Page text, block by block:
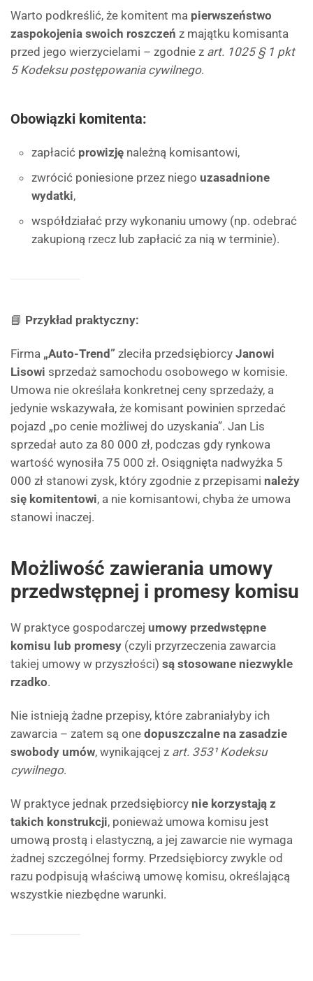
Warto podkreślić, że komitent ma pierwszeństwo
zaspokojenia swoich roszczeń z majątku komisanta
przed jego wierzycielami – zgodnie z art. 1025 § 1 pkt
5 Kodeksu postępowania cywilnego.
Obowiązki komitenta:
zapłacić prowizję należną komisantowi,
zwrócić poniesione przez niego uzasadnione
wydatki,
współdziałać przy wykonaniu umowy (np. odebrać
zakupioną rzecz lub zapłacić za nią w terminie).
📘 Przykład praktyczny:
Firma „Auto-Trend” zleciła przedsiębiorcy Janowi
Lisowi sprzedaż samochodu osobowego w komisie.
Umowa nie określała konkretnej ceny sprzedaży, a
jedynie wskazywała, że komisant powinien sprzedać
pojazd „po cenie możliwej do uzyskania”. Jan Lis
sprzedał auto za 80 000 zł, podczas gdy rynkowa
wartość wynosiła 75 000 zł. Osiągnięta nadwyżka 5
000 zł stanowi zysk, który zgodnie z przepisami należy
się komitentowi, a nie komisantowi, chyba że umowa
stanowi inaczej.
Możliwość zawierania umowy
przedwstępnej i promesy komisu
W praktyce gospodarczej umowy przedwstępne
komisu lub promesy (czyli przyrzeczenia zawarcia
takiej umowy w przyszłości) są stosowane niezwykle
rzadko.
Nie istnieją żadne przepisy, które zabraniałyby ich
zawarcia – zatem są one dopuszczalne na zasadzie
swobody umów, wynikającej z art. 353¹ Kodeksu
cywilnego.
W praktyce jednak przedsiębiorcy nie korzystają z
takich konstrukcji, ponieważ umowa komisu jest
umową prostą i elastyczną, a jej zawarcie nie wymaga
żadnej szczególnej formy. Przedsiębiorcy zwykle od
razu podpisują właściwą umowę komisu, określającą
wszystkie niezbędne warunki.